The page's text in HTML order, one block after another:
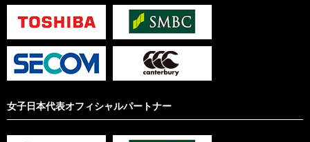
女子日本代表オフィシャルパートナー